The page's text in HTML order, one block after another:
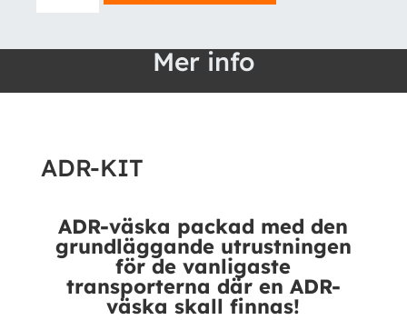
Mer info
ADR-KIT
ADR-väska packad med den
grundläggande utrustningen
för de vanligaste
transporterna där en ADR-
väska skall finnas!